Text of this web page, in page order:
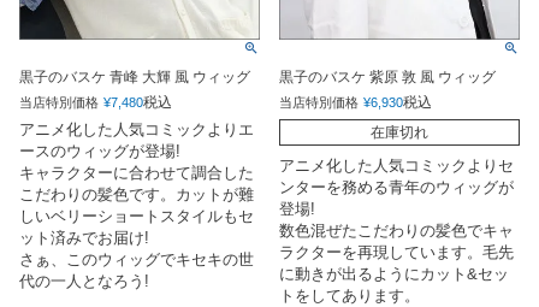
黒子のバスケ 青峰 大輝 風 ウィッグ
当店特別価格 ¥7,480税込
アニメ化した人気コミックよりエ
ースのウィッグが登場!
キャラクターに合わせて調合した
こだわりの髪色です。カットが難
しいベリーショートスタイルもセ
ット済みでお届け!
さぁ、このウィッグでキセキの世
代の一人となろう!
黒子のバスケ 紫原 敦 風 ウィッグ
当店特別価格 ¥6,930税込
在庫切れ
アニメ化した人気コミックよりセ
ンターを務める青年のウィッグが
登場!
数色混ぜたこだわりの髪色でキャ
ラクターを再現しています。毛先
に動きが出るようにカット&セッ
トをしてあります。